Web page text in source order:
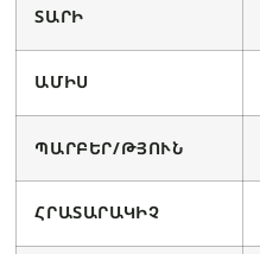
ՏԱՐԻ
ԱՄԻՍ
ՊԱՐԲԵՐ/ԹՅՈՒՆ
ՀՐԱՏԱՐԱԿԻՉ